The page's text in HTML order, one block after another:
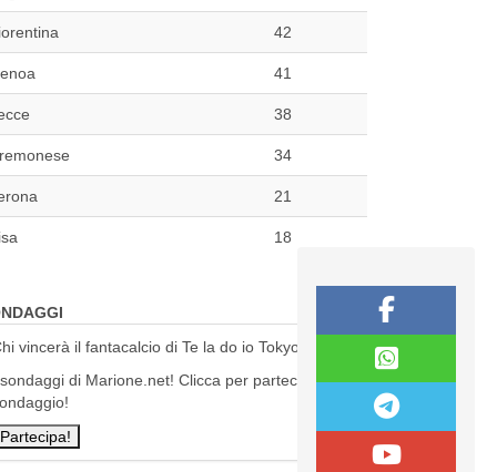
42
41
38
34
21
18
vincerà il fantacalcio di Te la do io Tokyo?
di Marione.net! Clicca per partecipare al